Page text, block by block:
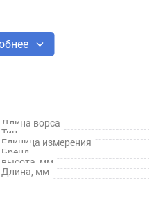
Длина ворса
Тип
Единица измерения
Бренд
высота, мм
Длина, мм